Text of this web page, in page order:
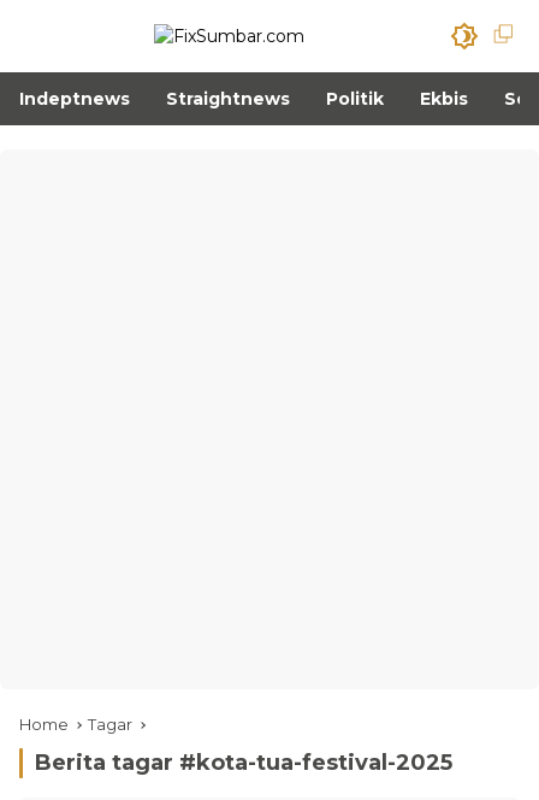
Indeptnews Straightnews Politik Ekbis
Home Tagar
Berita tagar #kota-tua-festival-2025